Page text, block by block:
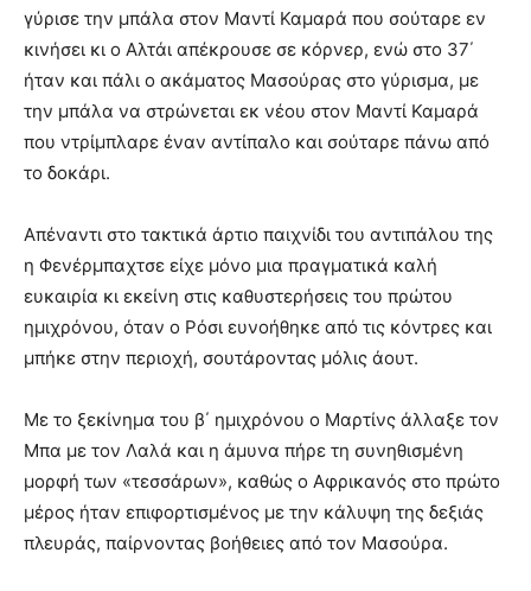
γύρισε την μπάλα στον Μαντί Καμαρά που σούταρε εν
κινήσει κι ο Αλτάι απέκρουσε σε κόρνερ, ενώ στο 37΄
ήταν και πάλι ο ακάματος Μασούρας στο γύρισμα, με
την μπάλα να στρώνεται εκ νέου στον Μαντί Καμαρά
που ντρίμπλαρε έναν αντίπαλο και σούταρε πάνω από
το δοκάρι.
Απέναντι στο τακτικά άρτιο παιχνίδι του αντιπάλου της
η Φενέρμπαχτσε είχε μόνο μια πραγματικά καλή
ευκαιρία κι εκείνη στις καθυστερήσεις του πρώτου
ημιχρόνου, όταν ο Ρόσι ευνοήθηκε από τις κόντρες και
μπήκε στην περιοχή, σουτάροντας μόλις άουτ.
Με το ξεκίνημα του β΄ ημιχρόνου ο Μαρτίνς άλλαξε τον
Μπα με τον Λαλά και η άμυνα πήρε τη συνηθισμένη
μορφή των «τεσσάρων», καθώς ο Αφρικανός στο πρώτο
μέρος ήταν επιφορτισμένος με την κάλυψη της δεξιάς
πλευράς, παίρνοντας βοήθειες από τον Μασούρα.